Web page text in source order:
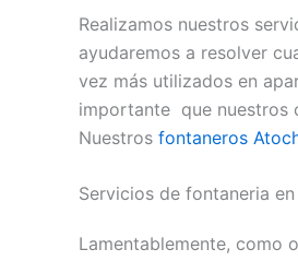
Realizamos nuestros
ayudaremos a resolver
vez más utilizados en
importante que nuestros
Nuestros fontaneros
Servicios de fontaneria
Lamentablemente, como